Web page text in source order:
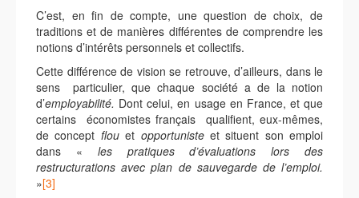
C’est, en fin de compte, une question de choix, de
traditions et de manières différentes de comprendre les
notions d’intérêts personnels et collectifs.
Cette différence de vision se retrouve, d’ailleurs, dans le
sens particulier, que chaque société a de la notion
d’employabilité. Dont celui, en usage en France, et que
certains économistes français qualifient, eux-mêmes,
de concept flouet opportunisteet situent son emploi
dans « les pratiques d’évaluations lors des
restructurations avec plan de sauvegarde de l’emploi.
»[3]